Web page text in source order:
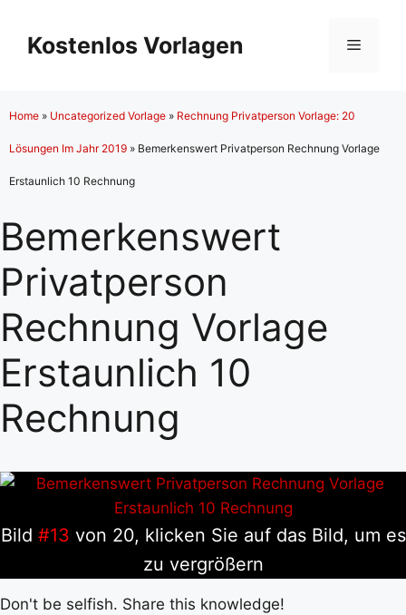
Inhalt
springen
Kostenlos Vorlagen Menü
Home » Uncategorized Vorlage » Rechnung Privatperson Vorlage: 20
Lösungen Im Jahr 2019 » Bemerkenswert Privatperson Rechnung Vorlage
Erstaunlich 10 Rechnung
Bemerkenswert
Privatperson
Rechnung Vorlage
Erstaunlich 10
Rechnung
Bild #13 von 20, klicken Sie auf das Bild, um es
zu vergrößern
Don't be selfish. Share this knowledge!